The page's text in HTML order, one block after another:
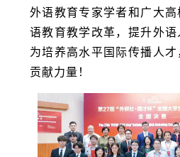
外语教育专家学者和广大
语教育教学改革，提升外语
为培养高水平国际传播人
贡献力量！